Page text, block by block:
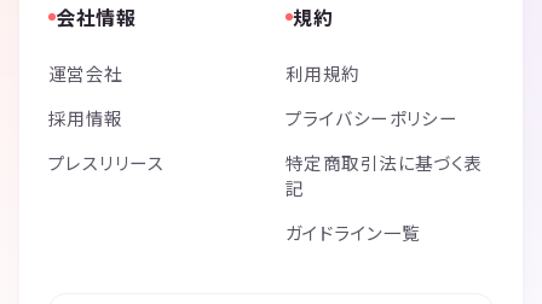
会社情報
運営会社
採用情報
プレスリリース
規約
利用規約
プライバシーポリシー
特定商取引法に基づく表
記
ガイドライン一覧